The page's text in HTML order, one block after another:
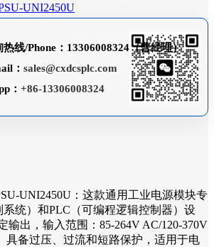
UNI2450U
热线/Phone：13306008324（曹经理）
： sales@cxdcsplc.com
： +86-13306008324
UNI2450U：这款通用工业电源模块专
系统）和PLC（可编程逻辑控制器）设
输出，输入范围：85-264V AC/120-370V
具备过压、过流和短路保护，适用于电